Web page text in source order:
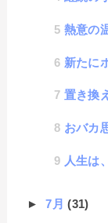
熱意の
新たにホーム
置き換
おバカ
人生は
►7月(31)